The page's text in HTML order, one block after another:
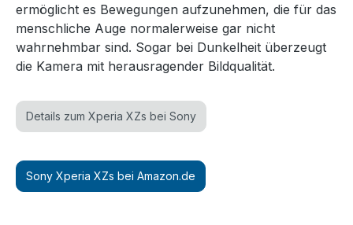
ermöglicht es Bewegungen aufzunehmen, die für das
menschliche Auge normalerweise gar nicht
wahrnehmbar sind. Sogar bei Dunkelheit überzeugt
die Kamera mit herausragender Bildqualität.
Details zum Xperia XZs bei Sony
Sony Xperia XZs bei Amazon.de